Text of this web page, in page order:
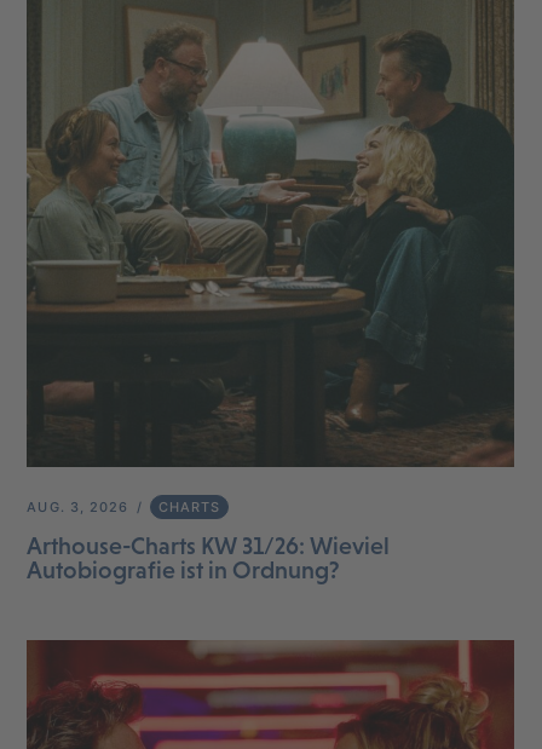
AUG. 3, 2026 CHARTS
Arthouse-Charts KW 31/26: Wieviel
Autobiografie ist in Ordnung?